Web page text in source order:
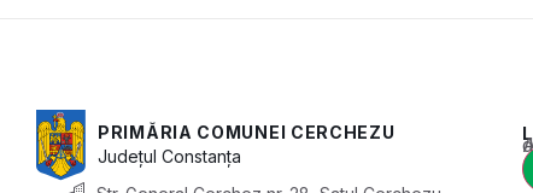
PRIMĂRIA COMUNEI CERCHEZU
JudețulConstanța